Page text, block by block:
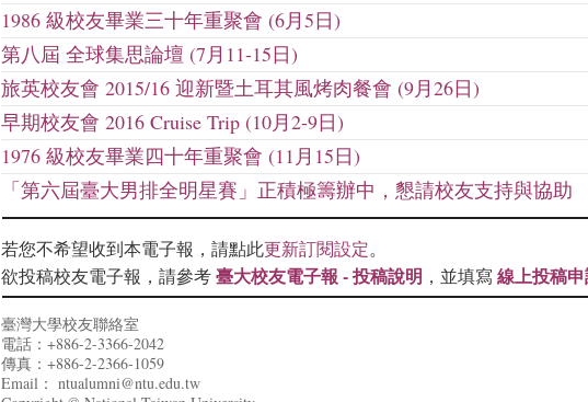
1986 級校友畢業三十年重聚會 (6月5日)
第八屆 全球集思論壇 (7月11-15日)
旅英校友會 2015/16 迎新暨土耳其風烤肉餐會 (9月26日)
早期校友會 2016 Cruise Trip (10月2-9日)
1976 級校友畢業四十年重聚會 (11月15日)
「第六屆臺大男排全明星賽」正積極籌辦中，懇請校友支持與協助
若您不希望收到本電子報，請點此更新訂閱設定。
欲投稿校友電子報，請參考臺大校友電子報 - 投稿說明 ，並填寫 線上投稿
臺灣大學校友聯絡室
電話：+886-2-3366-2042
傳真：+886-2-2366-1059
Email： ntualumni@ntu.edu.tw